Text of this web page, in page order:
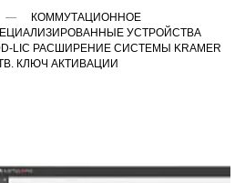
КОММУТАЦИОННОЕ
УСТРОЙСТВА
LIC РАСШИРЕНИЕ СИСТЕМЫ KRAMER
КЛЮЧ АКТИВАЦИИ